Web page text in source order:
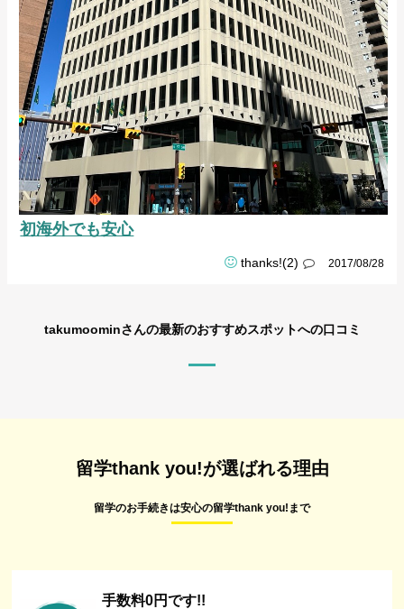
初海外でも安心
thanks!(2) 2017/08/28
takumoominさんの最新のおすすめスポットへの口コミ
留学thank you!が選ばれる理由
留学のお手続きは安心の留学thank you!まで
手数料0円です!!